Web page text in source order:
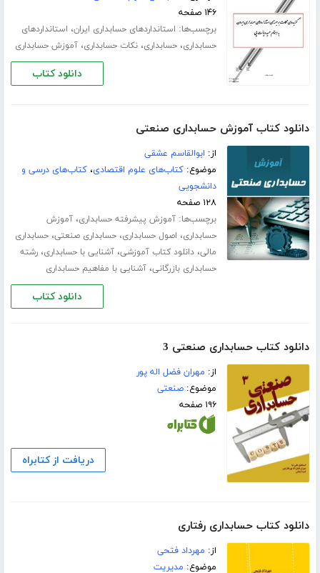
۱۴۶ صفحه
برچسب‌ها: استانداردهای حسابداری ایران، استانداردهای
حسابداری،حسابداری،نکات حسابداری،آموزش حسابداری
دانلود کتاب
دانلود کتاب آموزش حسابداری صنعتی
از: ابوالقاسم عشقی
موضوع:کتاب‌های علوم اقتصادی،کتاب‌های درسی و
دانشجویی
۱۲۸ صفحه
برچسب‌ها:آموزش پیشرفته حسابداری،آموزش
حسابداری، اصول حسابداری،حسابداری صنعتی،حسابداری
مالی،دانلود کتاب آموزشی،آشنایی با حسابداری،رشته
حسابداری بازرگانی،آشنایی با مفاهیم حسابداری
دانلود کتاب
دانلود کتاب حسابداری صنعتی 3
از: مهران فضل اله پور
موضوع:صنعتی
۱۹۶ صفحه
دریافت از کتابراه
دانلود کتاب حسابداری رفتاری
از: مهرداد فتحی
موضوع: مدیریت